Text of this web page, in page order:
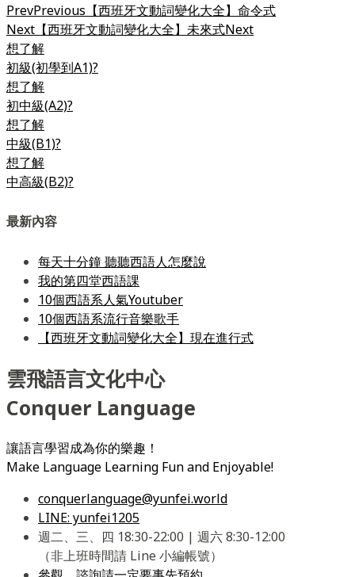
PrevPrevious 【西班牙文動詞變化大全】命令式
Next 【西班牙文動詞變化大全】未來式Next
想了解
初級(初學到A1)?
想了解
初中級(A2)?
想了解
中級(B1)?
想了解
中高級(B2)?
最新內容
每天十分鐘 聽聽西語人怎麼說
我的第四堂西語課
10個西語系人氣Youtuber
10個西語系流行音樂歌手
【西班牙文動詞變化大全】現在進行式
雲飛語言文化中心
Conquer Language
讓語言學習成為你的樂趣！
Make Language Learning Fun and Enjoyable!
conquerlanguage@yunfei.world
LINE: yunfei1205
週二、三、四 18:30-22:00 | 週六 8:30-12:00
（非上班時間請 Line 小編帳號）